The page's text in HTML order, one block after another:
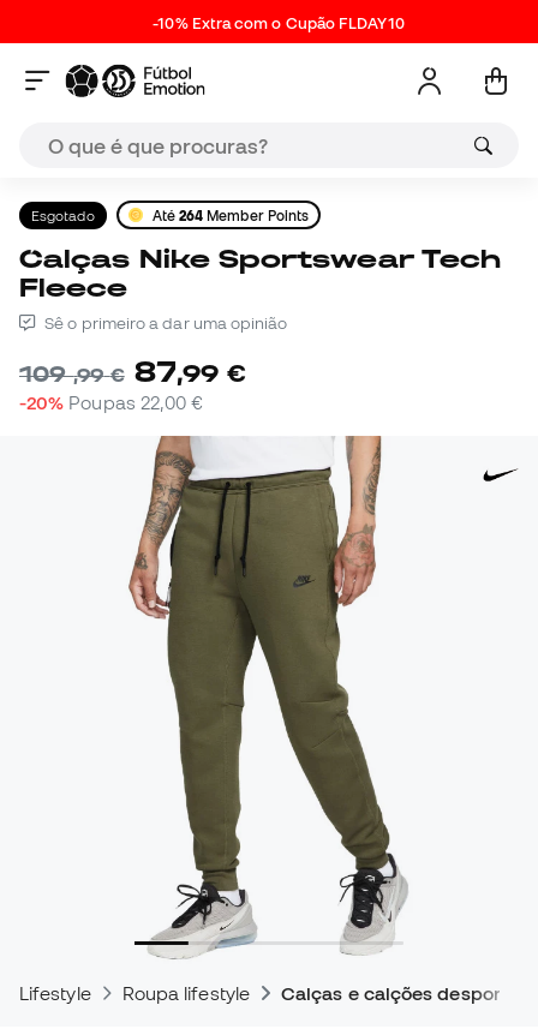
-10% Extra com o Cupão FLDAY10
Esgotado Até 264 Member Points
Calças Nike Sportswear Tech
Fleece
Sê o primeiro a dar uma opinião
109,99 € 87,99 €
-20% Poupas 22,00 €
Lifestyle Roupa lifestyle Calças e calções